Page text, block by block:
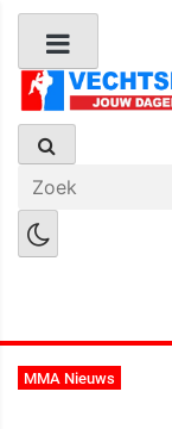
MMA Nieuws